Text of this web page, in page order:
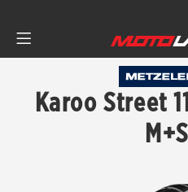
Karoo Street